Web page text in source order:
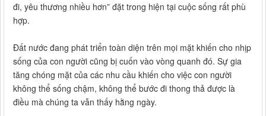
đi, yêu thương nhiều hơn” đặt trong hiện tại cuộc sống rất phù
hợp.
Đất nước đang phát triển toàn diện trên mọi mặt khiến cho nhịp
sống của con người cũng bị cuốn vào vòng quanh đó. Sự gia
tăng chóng mặt của các nhu cầu khiến cho việc con người
không thể sống chậm, không thể bước đi thong thả được là
điều mà chúng ta vẫn thấy hằng ngày.